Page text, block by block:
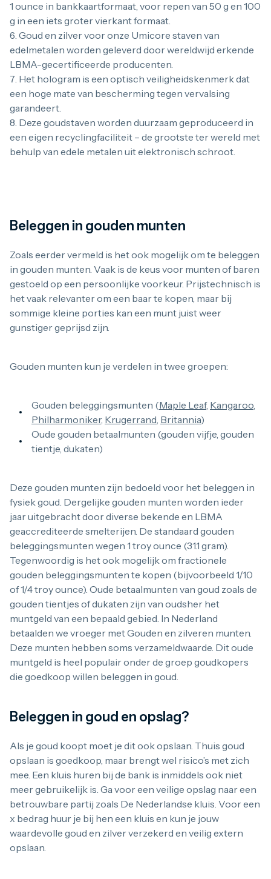
1 ounce in bankkaartformaat, voor repen van 50 g en 100
g in een iets groter vierkant formaat.
Goud en zilver voor onze Umicore staven van
edelmetalen worden geleverd door wereldwijd erkende
LBMA-gecertificeerde producenten.
Het hologram is een optisch veiligheidskenmerk dat
een hoge mate van bescherming tegen vervalsing
garandeert.
Deze goudstaven worden duurzaam geproduceerd in
een eigen recyclingfaciliteit – de grootste ter wereld met
behulp van edele metalen uit elektronisch schroot.
Beleggen in gouden munten
Zoals eerder vermeld is het ook mogelijk om te beleggen
in gouden munten. Vaak is de keus voor munten of baren
gestoeld op een persoonlijke voorkeur. Prijstechnisch is
het vaak relevanter om een baar te kopen, maar bij
sommige kleine porties kan een munt juist weer
gunstiger geprijsd zijn.
Gouden munten kun je verdelen in twee groepen:
Gouden beleggingsmunten (Maple Leaf, Kangaroo,
Philharmoniker, Krugerrand, Britannia)
Oude gouden betaalmunten (gouden vijfje, gouden
tientje, dukaten)
Deze gouden munten zijn bedoeld voor het beleggen in
fysiek goud. Dergelijke gouden munten worden ieder
jaar uitgebracht door diverse bekende en LBMA
geaccrediteerde smelterijen. De standaard gouden
beleggingsmunten wegen 1 troy ounce (31.1 gram).
Tegenwoordig is het ook mogelijk om fractionele
gouden beleggingsmunten te kopen (bijvoorbeeld 1/10
of 1/4 troy ounce). Oude betaalmunten van goud zoals de
gouden tientjes of dukaten zijn van oudsher het
muntgeld van een bepaald gebied. In Nederland
betaalden we vroeger met Gouden en zilveren munten.
Deze munten hebben soms verzameldwaarde. Dit oude
muntgeld is heel populair onder de groep goudkopers
die goedkoop willen beleggen in goud.
Beleggen in goud en opslag?
Als je goud koopt moet je dit ook opslaan. Thuis goud
opslaan is goedkoop, maar brengt wel risico’s met zich
mee. Een kluis huren bij de bank is inmiddels ook niet
meer gebruikelijk is. Ga voor een veilige opslag naar een
betrouwbare partij zoals De Nederlandse kluis. Voor een
x bedrag huur je bij hen een kluis en kun je jouw
waardevolle goud en zilver verzekerd en veilig extern
opslaan.